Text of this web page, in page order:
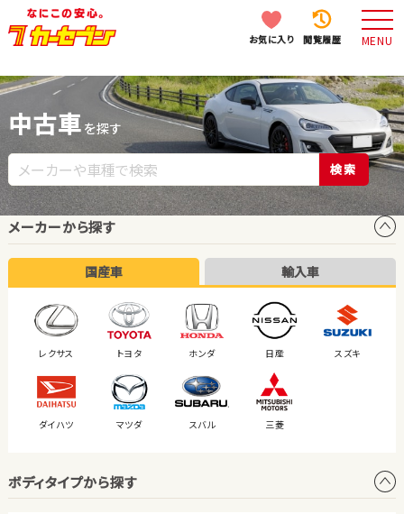
お気に入り 閲覧履歴 MENU
中古車 を探す
検索
メーカーから探す
国産車 輸入車
レクサス トヨタ ホンダ 日産 スズキ
ダイハツ マツダ スバル 三菱
ボディタイプから探す